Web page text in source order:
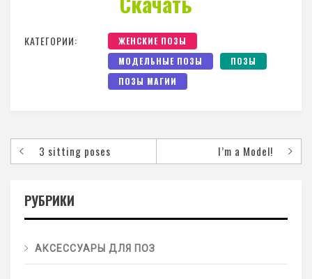
КАТЕГОРИИ:
ЖЕНСКИЕ ПОЗЫ
МОДЕЛЬНЫЕ ПОЗЫ
ПОЗЫ
ПОЗЫ МАГИИ
3 sitting poses I’m a Model!
РУБРИКИ
АКСЕССУАРЫ ДЛЯ ПОЗ